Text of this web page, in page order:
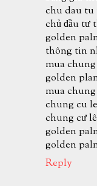
chu dau tu
chủ đầu tư
golden
thông tin
mua
golden
mua
chung cu
chung cư
golden
golden
Reply